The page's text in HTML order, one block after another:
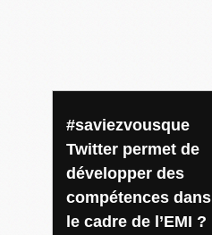
#saviezvousque
Twitter permet de
développer des
compétences dans
le cadre de l’EMI ?